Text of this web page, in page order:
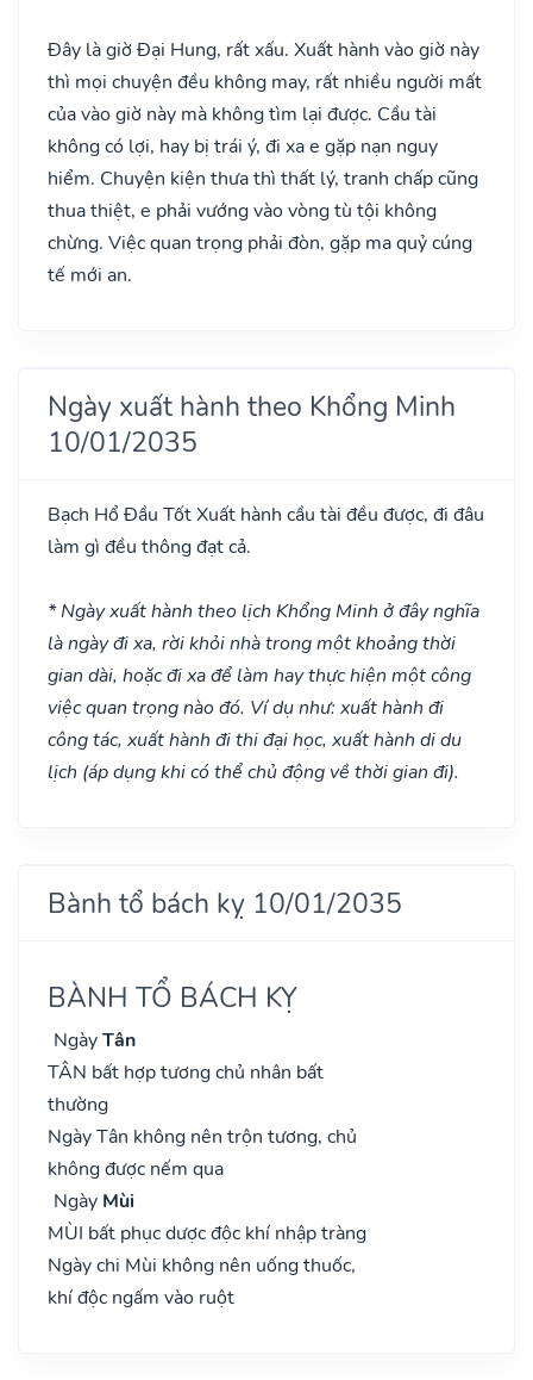
Đây là giờ Đại Hung, rất xấu. Xuất hành vào giờ này
thì mọi chuyện đều không may, rất nhiều người mất
của vào giờ này mà không tìm lại được. Cầu tài
không có lợi, hay bị trái ý, đi xa e gặp nạn nguy
hiểm. Chuyện kiện thưa thì thất lý, tranh chấp cũng
thua thiệt, e phải vướng vào vòng tù tội không
chừng. Việc quan trọng phải đòn, gặp ma quỷ cúng
tế mới an.
Ngày xuất hành theo Khổng Minh
10/01/2035
Bạch Hổ Đầu TốtXuất hành cầu tài đều được, đi đâu
làm gì đều thông đạt cả.
* Ngày xuất hành theo lịch Khổng Minh ở đây nghĩa
là ngày đi xa, rời khỏi nhà trong một khoảng thời
gian dài, hoặc đi xa để làm hay thực hiện một công
việc quan trọng nào đó. Ví dụ như: xuất hành đi
công tác, xuất hành đi thi đại học, xuất hành di du
lịch (áp dụng khi có thể chủ động về thời gian đi).
Bành tổ bách kỵ 10/01/2035
BÀNH TỔ BÁCH KỴ
NgàyTân
TÂN bất hợp tương chủ nhân bất
thường
Ngày Tân không nên trộn tương, chủ
không được nếm qua
Ngày Mùi
MÙI bất phục dược độc khí nhập tràng
Ngày chi Mùi không nên uống thuốc,
khí độc ngấm vào ruột